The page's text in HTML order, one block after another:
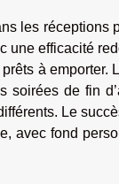
les
une efficacité
à emporter.
de fin
Le
avec fond